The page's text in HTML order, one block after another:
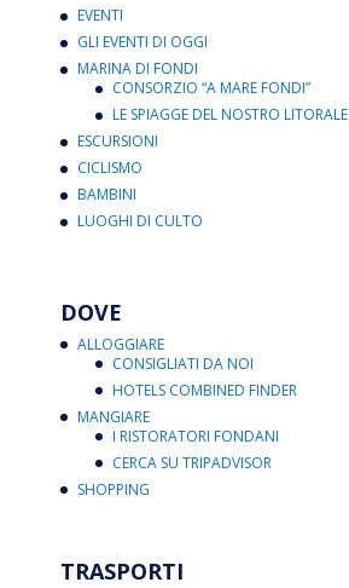
EVENTI
GLI EVENTI DI OGGI
MARINA DI FONDI
CONSORZIO “A MARE FONDI”
LE SPIAGGE DEL NOSTRO LITORALE
ESCURSIONI
CICLISMO
BAMBINI
LUOGHI DI CULTO
DOVE
ALLOGGIARE
CONSIGLIATI DA NOI
HOTELS COMBINED FINDER
MANGIARE
I RISTORATORI FONDANI
CERCA SU TRIPADVISOR
SHOPPING
TRASPORTI